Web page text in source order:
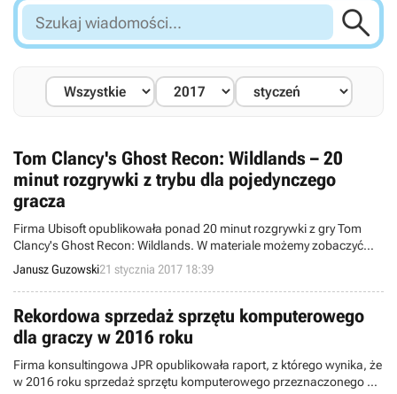
Szukaj
wiadomości...

Tom Clancy's Ghost Recon: Wildlands – 20
minut rozgrywki z trybu dla pojedynczego
gracza
Firma Ubisoft opublikowała ponad 20 minut rozgrywki z gry Tom
Clancy's Ghost Recon: Wildlands. W materiale możemy zobaczyć
misję rozgrywaną w trybie dla pojedynczego gracza. Wideo
przedstawia także system rozwoju postaci i personalizacji
uzbrojenia, cykl dnia i nocy, zmienność pogody oraz
wykorzystywanie gadżetów. Tytuł ukaże się 7 marca.
Janusz Guzowski21 stycznia 2017 18:39
Rekordowa sprzedaż sprzętu komputerowego
dla graczy w 2016 roku
Firma konsultingowa JPR opublikowała raport, z którego wynika, że
w 2016 roku sprzedaż sprzętu komputerowego przeznaczonego dla